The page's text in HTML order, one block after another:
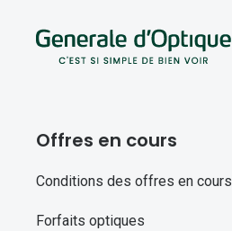
Offres en cours
Conditions des offres en cours
Forfaits optiques